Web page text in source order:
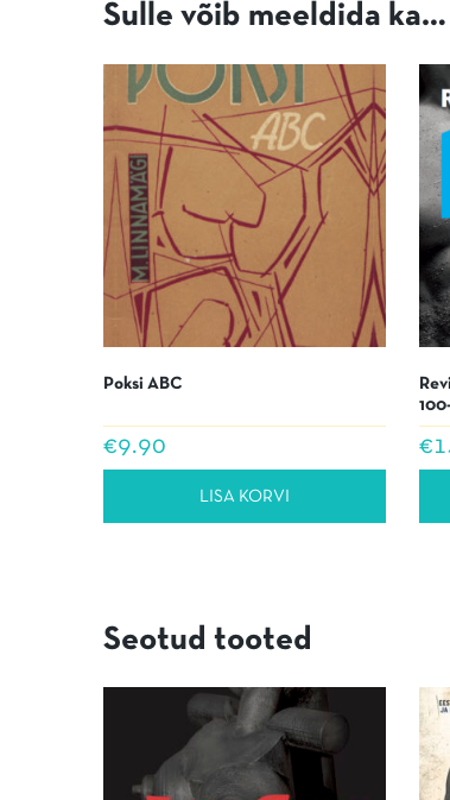
Sulle võib meeldida ka…
Poksi ABC
€9.90
LISA KORVI
€
Seotud tooted